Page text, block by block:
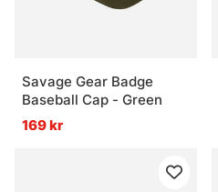
Savage Gear Badge
Baseball Cap - Green
169 kr